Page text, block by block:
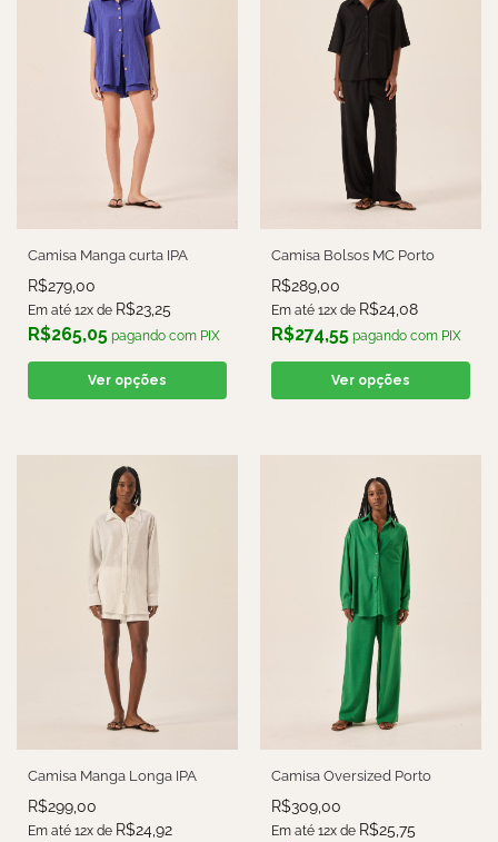
Camisa Manga curta IPA
R$279,00
Em até 12x de R$23,25
R$265,05 pagando com PIX
Ver opções
Camisa Bolsos MC Porto
R$289,00
Em até 12x de R$24,08
R$274,55 pagando com PIX
Ver opções
Camisa Manga Longa IPA
R$299,00
Em até 12x de R$24,92
Camisa Oversized Porto
R$309,00
Em até 12x de R$25,75